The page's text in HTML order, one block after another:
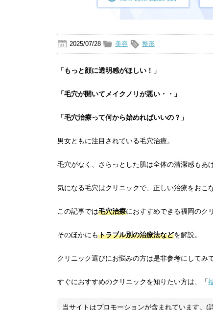
2025/07/28 美容 整形
「もっと顔に透明感がほしい！」
「毛穴が開いてメイクノリが悪い・・」
「毛穴治療って何から始めればいいの？」
男女ともに注目されている毛穴治療。
毛穴がなく、さらっとした肌は全体の清潔感もあ
気になる毛穴はクリニックで、正しい治療をおこ
この記事では毛穴治療におすすめできる福岡のク
そのほかにもトラブル別の治療法などを解説。
クリニック選びにお悩みの方は是非参考にしてみ
すぐにおすすめのクリニックを知りたい方は、「
当サイトはプロモーションが含まれています。(